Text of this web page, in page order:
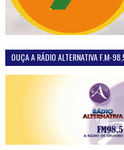
OUÇA A RÁDIO ALTERNATIVA F.M-